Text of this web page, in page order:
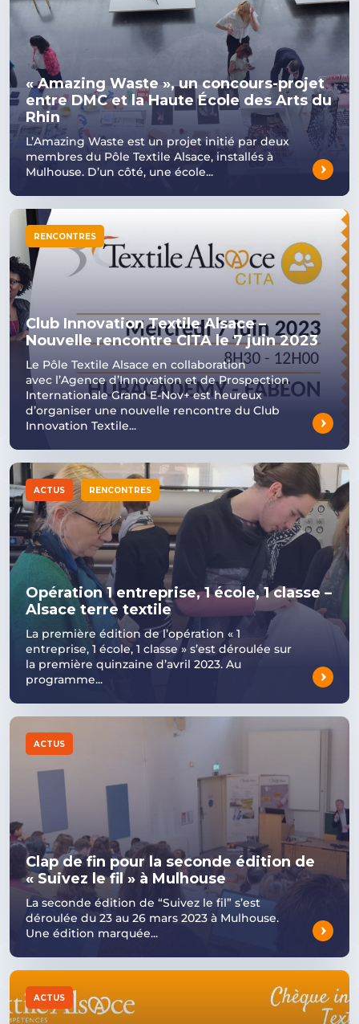
« Amazing Waste », un concours-projet
entre DMC et la Haute École des Arts du
Rhin
L’Amazing Waste est un projet initié par deux
membres du Pôle Textile Alsace, installés à
Mulhouse. D’un côté, une école...
RENCONTRES
Club Innovation Textile Alsace –
Nouvelle rencontre CITA le 7 juin 2023
Le Pôle Textile Alsace en collaboration
avec l’Agence d’Innovation et de Prospection
Internationale Grand E-Nov+ est heureux
d’organiser une nouvelle rencontre du Club
Innovation Textile...
ACTUS RENCONTRES
Opération 1 entreprise, 1 école, 1 classe –
Alsace terre textile
La première édition de l’opération « 1
entreprise, 1 école, 1 classe » s’est déroulée sur
la première quinzaine d’avril 2023. Au
programme...
ACTUS
Clap de fin pour la seconde édition de
« Suivez le fil » à Mulhouse
La seconde édition de “Suivez le fil” s’est
déroulée du 23 au 26 mars 2023 à Mulhouse.
Une édition marquée...
ACTUS